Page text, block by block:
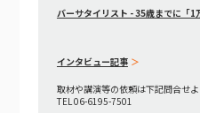
バーサタイリスト - 35歳までに「
インタビュー記事
取材や講演等の依頼は下記問合せよ
TEL 06-6195-7501